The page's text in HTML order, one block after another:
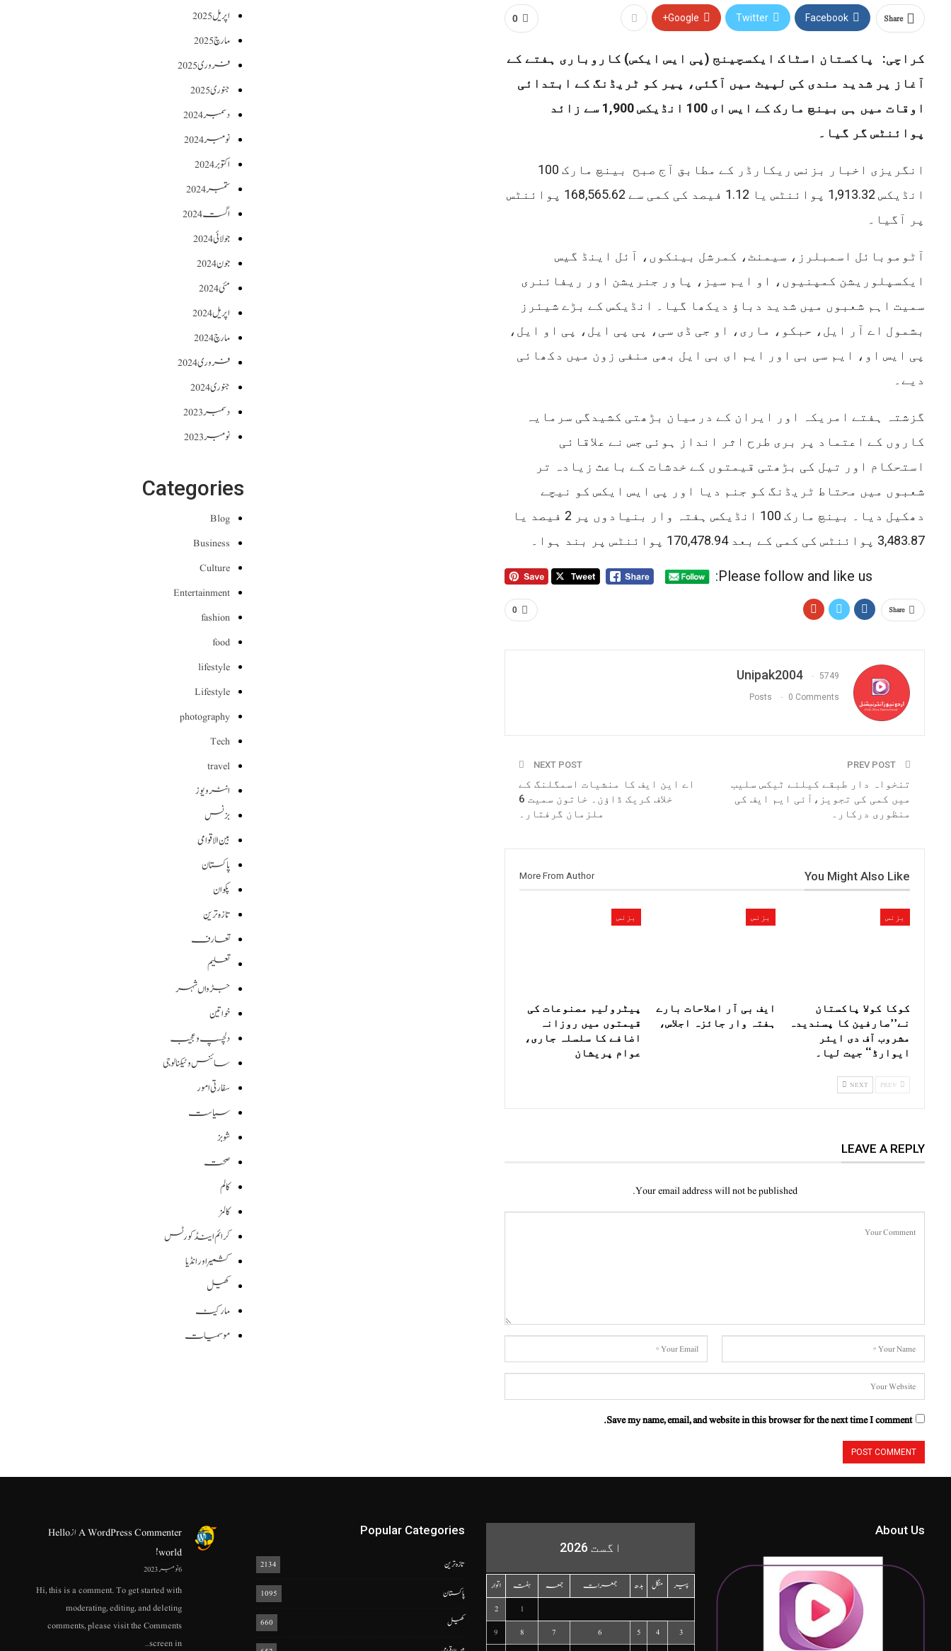
0 Share
Facebook
Twitter
Google+
کراچی: پاکستان اسٹاک ایکسچینج (پی ایس ایکس) کاروباری ہفتے کے
آغاز پر شدید مندی کی لپیٹ میں آگئی، پیر کو ٹریڈنگ کے ابتدائی
اوقات میں ہی بینچ مارک کے ایس ای 100 انڈیکس 1,900 سے زائد
پوائنٹس گر گیا۔
انگریزی اخبار بزنس ریکارڈر کے مطابق آج صبح بینچ مارک 100
انڈیکس 1,913.32 پوائنٹس یا 1.12 فیصد کی کمی سے 168,565.62 پوائنٹس
پر آگیا۔
آٹوموبائل اسمبلرز، سیمنٹ، کمرشل بینکوں، آئل اینڈ گیس
ایکسپلوریشن کمپنیوں، او ایم سیز، پاور جنریشن اور ریفائنری
سمیت اہم شعبوں میں شدید دباؤ دیکھا گیا۔ انڈیکس کے بڑے شیئرز
بشمول اے آر ایل، حبکو، ماری، او جی ڈی سی، پی پی ایل، پی او ایل،
پی ایس او، ایم سی بی اور ایم ای بی ایل بھی منفی زون میں دکھائی
دیے۔
گزشتہ ہفتے امریکہ اور ایران کے درمیان بڑھتی کشیدگی سرمایہ
کاروں کے اعتماد پر بری طرح اثر انداز ہوئی جس نے علاقائی
استحکام اور تیل کی بڑھتی قیمتوں کے خدشات کے باعث زیادہ تر
شعبوں میں محتاط ٹریڈنگ کو جنم دیا اور پی ایس ایکس کو نیچے
دھکیل دیا۔ بینچ مارک 100 انڈیکس ہفتہ وار بنیادوں پر 2 فیصد یا
3,483.87 پوائنٹس کی کمی کے بعد 170,478.94 پوائنٹس پر بند ہوا۔
Please follow and like us:
0 Share
Unipak2004 5749
Posts 0 Comments
تنخواہ دار طبقے کیلئے ٹیکس سلیب
میں کمی کی تجویز،آئی ایم ایف کی
منظوری درکار۔
NEXT POST
اے این ایف کا منشیات اسمگلنگ کے
خلاف کریک ڈاؤن۔ خاتون سمیت 6
ملزمان گرفتار۔
You Might Also Like
More From Author
بزنس
کوکا کولا پاکستان
نے’’صارفین کا پسندیدہ
مشروب آف دی ایئر
ایوارڈ‘‘ جیت لیا۔
بزنس
ایف بی آر اصلاحات بارے
ہفتہ وار جائزہ اجلاس،
بزنس
پیٹرولیم مصنوعات کی
قیمتوں میں روزانہ
اضافے کا سلسلہ جاری،
عوام پریشان
NEXT
LEAVE A REPLY
Your email address will not be published.
Save my name, email, and website in this browser for the next time I comment.
اپریل 2025
مارچ 2025
فروری 2025
جنوری 2025
دسمبر 2024
نومبر 2024
اکتوبر 2024
ستمبر 2024
اگست 2024
جولائی 2024
جون 2024
مئی 2024
اپریل 2024
مارچ 2024
فروری 2024
جنوری 2024
دسمبر 2023
نومبر 2023
Categories
Blog
Business
Culture
Entertainment
fashion
food
lifestyle
Lifestyle
photography
Tech
travel
انٹرویوز
بزنس
بین الاقوامی
پاکستان
پکوان
تازہ ترین
تعارف
تعلیم
جڑواں شہر
خواتین
دلچسپ و عجیب
سائنس وٹیکنالوجی
سفارتی امور
سیاست
شوبز
صحت
کالم
کالمز
کرائم اینڈ کورٹس
کشمیر اور انڈیا
کھیل
مارکیٹ
موسمیات
About Us
اگست 2026
پیر منگل بدھ جمعرات جمعہ ہفتہ
اتوار
1
2
3
4
5
6
7
8
9
Popular Categories
تازہ ترین 2134
پاکستان 1095
کھیل 660
A WordPress CommenterازHello
world!
6 نومبر 2023
Hi, this is a comment. To get started with
moderating, editing, and deleting
comments, please visit the Comments
screen in…